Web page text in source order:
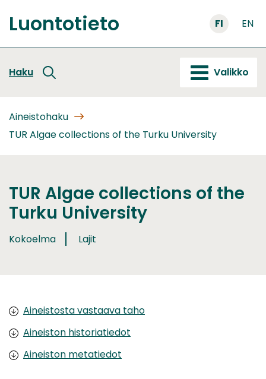
sisältöön
Etusivu
Luontotieto FI EN
Haku Valikko
Aineistohaku
TUR Algae collections of the Turku University
TUR Algae collections of the
Turku University
Kokoelma Lajit
Aineistosta vastaava taho
Aineiston historiatiedot
Aineiston metatiedot